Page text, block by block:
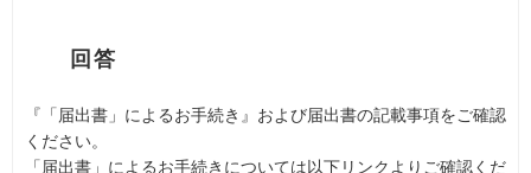
『「届出書」によるお手続き』および届出書の記載事項をご確認
ください。
「届出書」によるお手続きについては以下リンクよりご確認くだ